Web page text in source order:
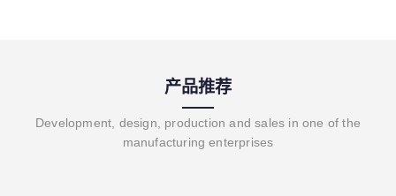
产品推荐
Development, design, production and sales in one of the
manufacturing enterprises